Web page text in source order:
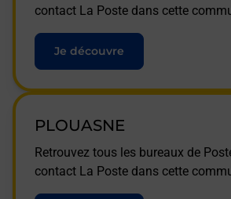
contact La Poste dans cette
Je découvre
PLOUASNE
Retrouvez tous les bureaux de
contact La Poste dans cette